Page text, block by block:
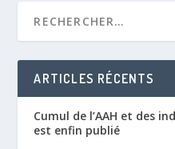
ARTICLES RÉCENTS
Cumul de l’AAH et des
est enfin publié